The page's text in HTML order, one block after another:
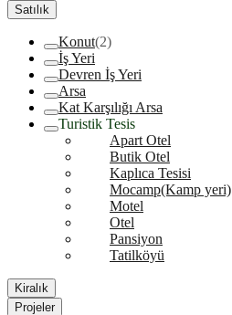
Satılık
Konut(2)
İş Yeri
Devren İş Yeri
Arsa
Kat Karşılığı Arsa
Turistik Tesis
Apart Otel
Butik Otel
Kaplıca Tesisi
Mocamp(Kamp yeri)
Motel
Otel
Pansiyon
Tatilköyü
Kiralık
Projeler